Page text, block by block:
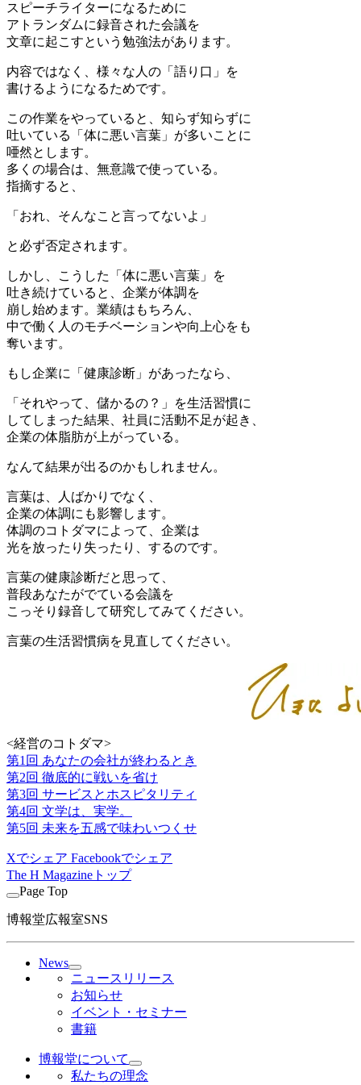
スピーチライターになるために
アトランダムに録音された会議を
文章に起こすという勉強法があります。
内容ではなく、様々な人の「語り口」を
書けるようになるためです。
この作業をやっていると、知らず知らずに
吐いている「体に悪い言葉」が多いことに
唖然とします。
多くの場合は、無意識で使っている。
指摘すると、
「おれ、そんなこと言ってないよ」
と必ず否定されます。
しかし、こうした「体に悪い言葉」を
吐き続けていると、企業が体調を
崩し始めます。業績はもちろん、
中で働く人のモチベーションや向上心をも
奪います。
もし企業に「健康診断」があったなら、
「それやって、儲かるの？」を生活習慣に
してしまった結果、社員に活動不足が起き、
企業の体脂肪が上がっている。
なんて結果が出るのかもしれません。
言葉は、人ばかりでなく、
企業の体調にも影響します。
体調のコトダマによって、企業は
光を放ったり失ったり、するのです。
言葉の健康診断だと思って、
普段あなたがでている会議を
こっそり録音して研究してみてください。
言葉の生活習慣病を見直してください。
<経営のコトダマ>
第1回 あなたの会社が終わるとき
第2回 徹底的に戦いを省け
第3回 サービスとホスピタリティ
第4回 文学は、実学。
第5回 未来を五感で味わいつくせ
Xでシェア Facebookでシェア
The H Magazineトップ
Page Top
博報堂広報室SNS
News
ニュースリリース
お知らせ
イベント・セミナー
書籍
博報堂について
私たちの理念